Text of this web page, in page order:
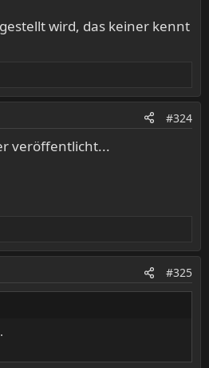
wird, das keiner kennt
#324
veröffentlicht...
#325